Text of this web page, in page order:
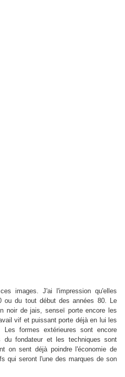
images. J'ai l'impression qu'elles
ou du tout début des années 80. Le
noir de jais, senseï porte encore les
vif et puissant porte déjà en lui les
formes extérieures sont encore
du fondateur et les techniques sont
on sent déjà poindre l'économie de
qui seront l'une des marques de son